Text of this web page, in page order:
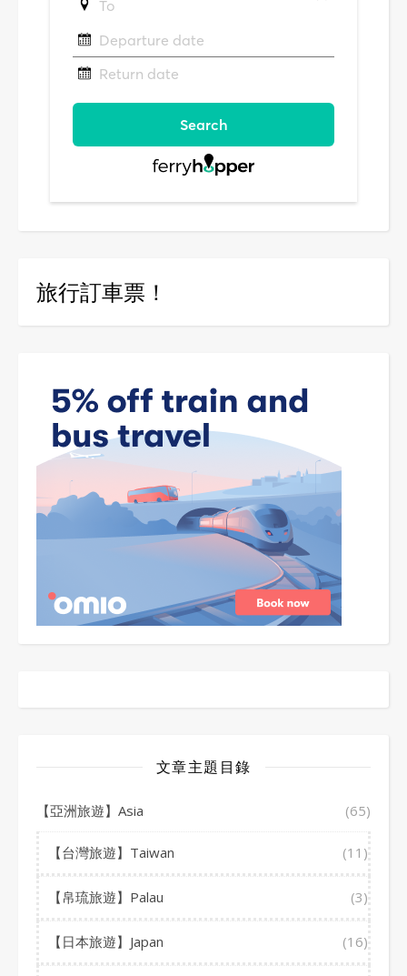
旅行訂車票！
文章主題目錄
【亞洲旅遊】Asia (65)
【台灣旅遊】Taiwan (11)
【帛琉旅遊】Palau (3)
【日本旅遊】Japan (16)